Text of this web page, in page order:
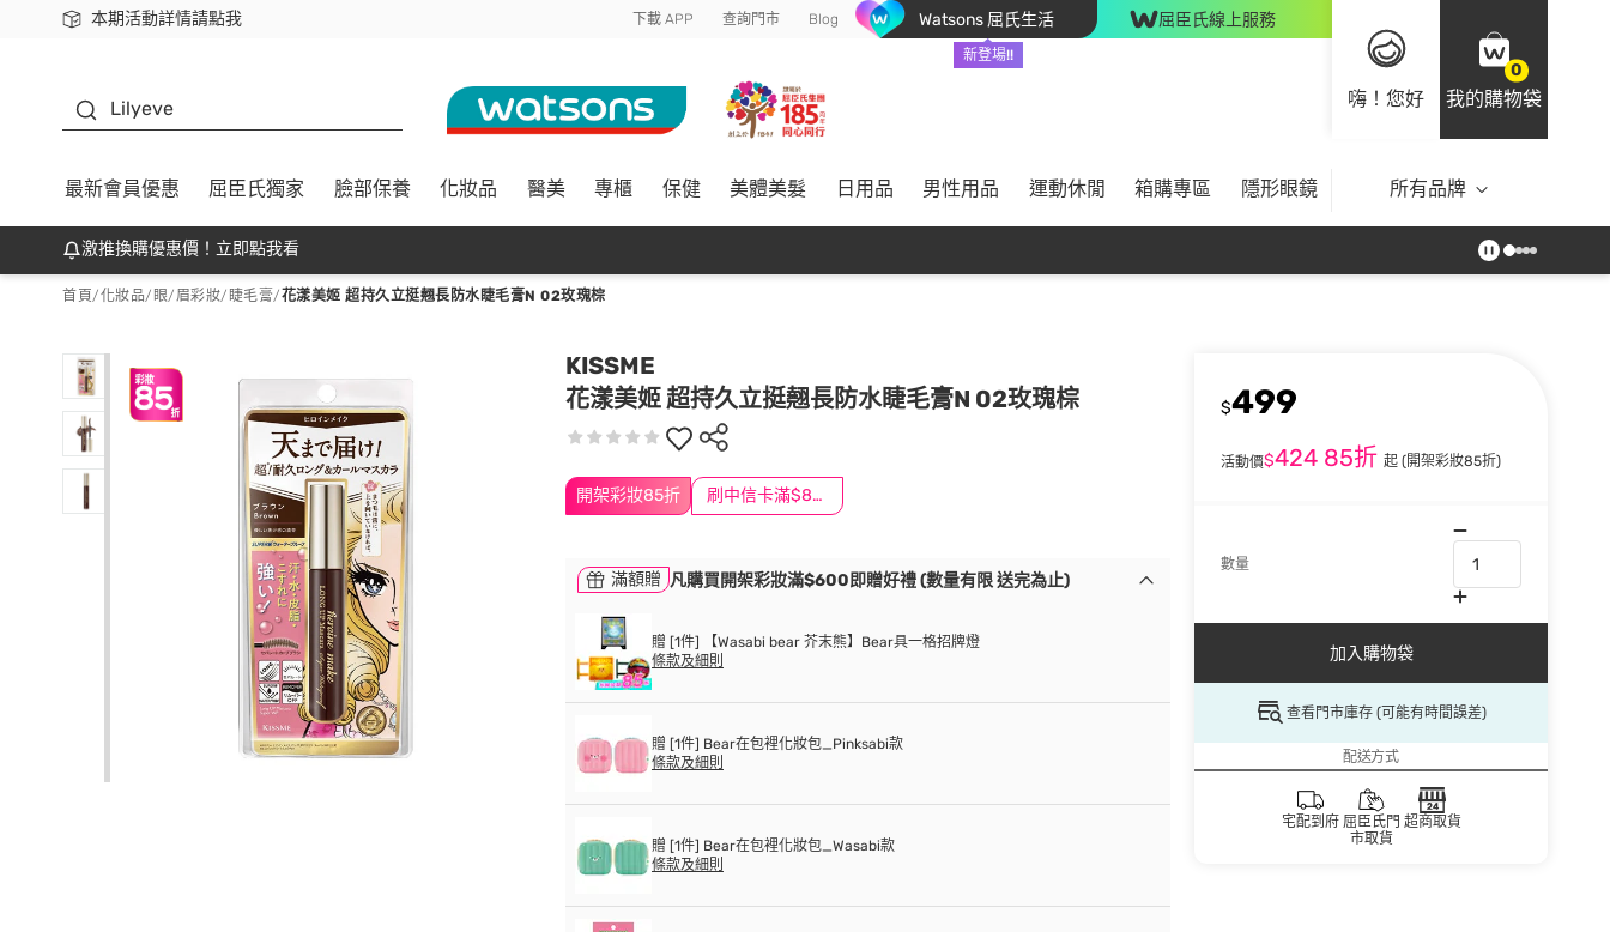
本期活動詳情請點我
下載app最高回饋$350 下載 APP 查詢門市 Blog Watsons 屈氏生活
新登場!!
屈臣氏線上服務
嗨！您好
0
我的購物袋
Lilyeve
最新會員優惠 屈臣氏獨家 臉部保養 化妝品 醫美 專櫃 保健 美體美髮 日用品 男性用品 運動休閒 箱購專區 隱形眼鏡 所有品牌
激推換購優惠價！立即點我看
首頁/化妝品/ 眼/眉彩妝/ 睫毛膏/花漾美姬 超持久立挺翹長防水睫毛膏N 02玫瑰棕
KISSME
花漾美姬 超持久立挺翹長防水睫毛膏N 02玫瑰棕
開架彩妝85折 刷中信卡滿$888送3萬點
$499
活動價$424 85折 起 (開架彩妝85折)
數量
加入購物袋
查看門市庫存 (可能有時間誤差)
配送方式
宅配到府 屈臣氏門
市取貨
超商取貨
滿額贈 凡購買開架彩妝滿$600即贈好禮 (數量有限 送完為止)
贈 [1件] 【Wasabi bear 芥末熊】Bear具一格招牌燈
條款及細則
贈 [1件] Bear在包裡化妝包_Pinksabi款
條款及細則
贈 [1件] Bear在包裡化妝包_Wasabi款
條款及細則